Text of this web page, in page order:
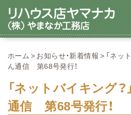
ホーム お知らせ・新着情報
「ネッ
ん通信 第68号発行！
「ネットバイキング
通信 第68号発行！